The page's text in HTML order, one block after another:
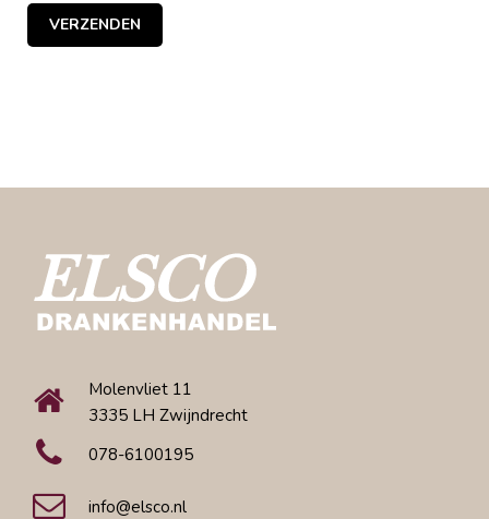
Molenvliet 11
3335 LH Zwijndrecht
078-6100195
info@elsco.nl